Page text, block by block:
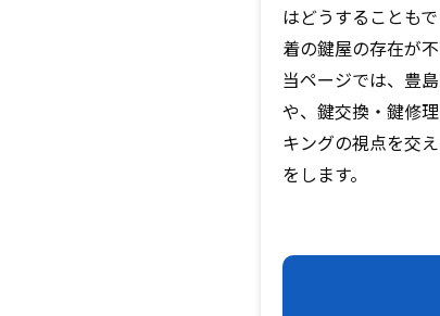
はどうすることも
着の鍵屋の存在が不
当ページでは、豊
や、鍵交換・鍵修
キングの視点を交
をします。